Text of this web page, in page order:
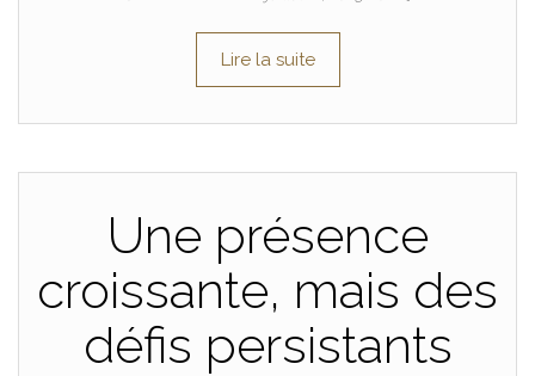
Lire la suite
Une présence
croissante, mais des
défis persistants